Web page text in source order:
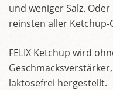
und weniger Salz.
reinsten aller Ketchup-
FELIX Ketchup wird
laktosefrei hergestellt.